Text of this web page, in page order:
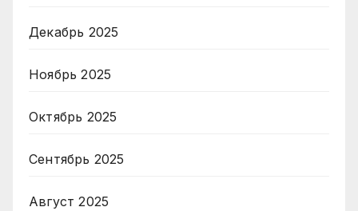
Декабрь 2025
Ноябрь 2025
Октябрь 2025
Сентябрь 2025
Август 2025